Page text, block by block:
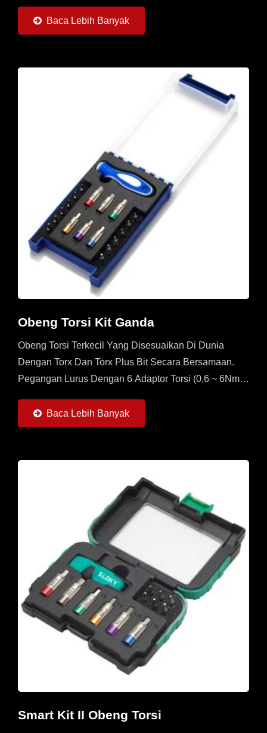
Adapter,...Baca Lebih Banyak
Obeng Torsi Kit Ganda
Obeng Torsi Terkecil Yang Disesuaikan Di Dunia
Dengan Torx Dan Torx Plus Bit Secara Bersamaan.
Pegangan Lurus Dengan 6 Adaptor Torsi (0,6 ~ 6Nm)
Multi... Baca Lebih Banyak
Smart Kit II Obeng Torsi